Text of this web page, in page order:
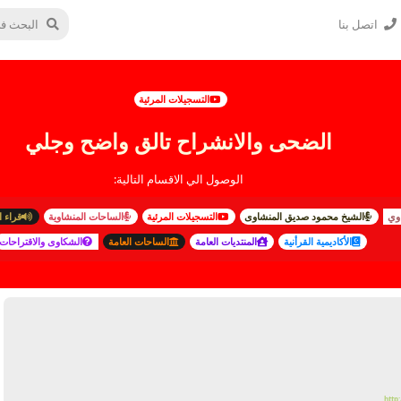
اتصل بنا
التسجيلات المرئية
الضحى والانشراح تالق واضح وجلي
الوصول الي الاقسام التالية:
الشيخ محمود صديق المنشاوى التسجيلات المرئية الساحات المنشاوية
قراء
الأكاديمية القرأنية
المنتديات العامة الساحات العامة الشكاوى